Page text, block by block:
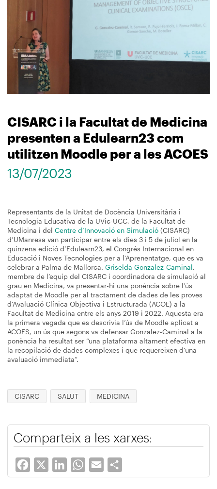
CISARC i la Facultat de Medicina
presenten a Edulearn23 com
utilitzen Moodle per a les ACOES
13/07/2023
Representants de la Unitat de Docència Universitària i
Tecnologia Educativa de la UVic-UCC, de la Facultat de
Medicina i del Centre d’Innovació en Simulació (CISARC)
d’UManresa van participar entre els dies 3 i 5 de juliol en la
quinzena edició d’Edulearn23, el Congrés Internacional en
Educació i Noves Tecnologies per a l’Aprenentatge, que es va
celebrar a Palma de Mallorca. Griselda Gonzalez-Caminal,
membre de l’equip del CISARC i coordinadora de simulació al
grau en Medicina, va presentar-hi una ponència sobre l’ús
adaptat de Moodle per al tractament de dades de les proves
d’Avaluació Clínica Objectiva i Estructurada (ACOE) a la
Facultat de Medicina entre els anys 2019 i 2022. Aquesta era
la primera vegada que es descrivia l’ús de Moodle aplicat a
ACOES, un ús que segons va defensar Gonzalez-Caminal a la
ponència ha resultat ser “una plataforma altament efectiva en
la recopilació de dades complexes i que requereixen d’una
avaluació immediata”.
CISARC SALUT MEDICINA
Comparteix a les xarxes:
Facebook LinkedInWhatsApp
Email